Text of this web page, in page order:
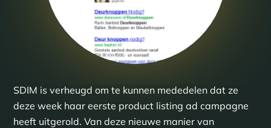
SDIM is verheugd om te kunnen mededelen dat ze
deze week haar eerste product listing ad campagne
heeft uitgerold. Van deze nieuwe manier van